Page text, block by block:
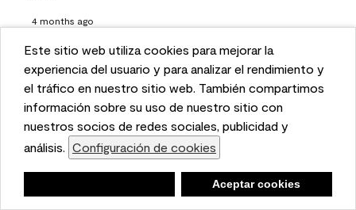
This website uses cookies to enhance user experience
and to analyze performance and traffic on our website.
We also share information about your use of our site
with our social media, advertising, and analytics
partners. Cookie Settings
Accept Cookies
Este sitio web utiliza cookies para mejorar la
experiencia del usuario y para analizar el rendimiento y
el tráfico en nuestro sitio web. También compartimos
información sobre su uso de nuestro sitio con
nuestros socios de redes sociales, publicidad y
análisis. Configuración de cookies
Aceptar cookies
4 months ago
1 Answer Answer this Question
A: Hi there! Choosing the right sheen is all up to your design
style and preference, but if you want your vanity to have a
bit more shine to it, we suggest opting for the semi-gloss.
To learn more about choosing the right sheen, check out
our guide here: https://www.benjaminmoore.com/en-